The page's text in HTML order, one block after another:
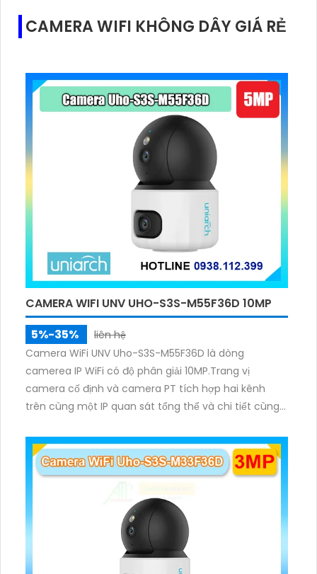
ngoại có thể lên đến 10m mạnh mẽ hơn.
CAMERA WIFI KHÔNG DÂY GIÁ RẺ
CAMERA WIFI UNV UHO-S3S-M55F36D 10MP
5%-35%
liên hệ
Camera WiFi UNV Uho-S3S-M55F36D là dòng
camerea IP WiFi có độ phân giải 10MP.Trang vị
camera cố định và camera PT tích hợp hai kênh
trên cùng một IP quan sát tổng thể và chi tiết cùng
ánh sáng. Kết hợp hồng ngoại và đèn ấm cho hình
ảnh có màu trong nhiều điều kiện khác nhau trong
phạm vi 3m.